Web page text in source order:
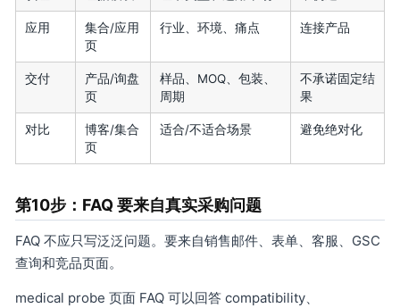
应用
集合/应用
页
行业、环境、痛点 连接产品
交付
产品/询盘
页
样品、MOQ、包装、
周期
不承诺固定结
果
对比
博客/集合
页
适合/不适合场景 避免绝对化
第10步：FAQ 要来自真实采购问题
FAQ 不应只写泛泛问题。要来自销售邮件、表单、客服、GSC
查询和竞品页面。
medical probe 页面 FAQ 可以回答 compatibility、